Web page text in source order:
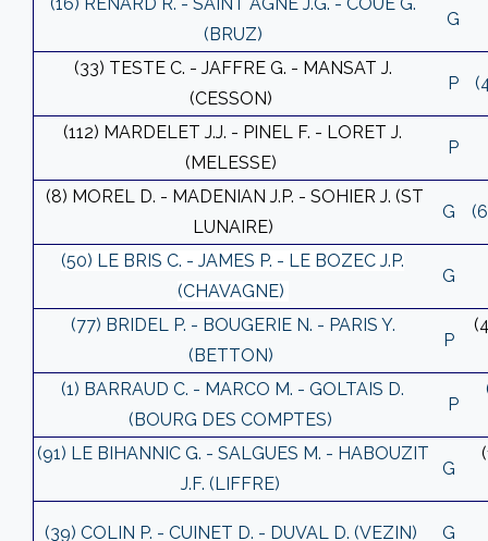
(BRUZ)
G
(33) TESTE C. - JAFFRE G. - MANSAT J.
(CESSON)
P
(112) MARDELET J.J. - PINEL F. - LORET J.
(MELESSE)
P
(8) MOREL D. - MADENIAN J.P. - SOHIER J. (ST
LUNAIRE)
G
(50) LE BRIS C. - JAMES P. - LE BOZEC J.P.
(CHAVAGNE)
G
(77) BRIDEL P. - BOUGERIE N. - PARIS Y.
(BETTON)
P
(1) BARRAUD C. - MARCO M. - GOLTAIS D.
(BOURG DES COMPTES)
P
(91) LE BIHANNIC G. - SALGUES M. - HABOUZIT
J.F. (LIFFRE)
G
(39) COLIN P. - CUINET D. - DUVAL D. (VEZIN) G